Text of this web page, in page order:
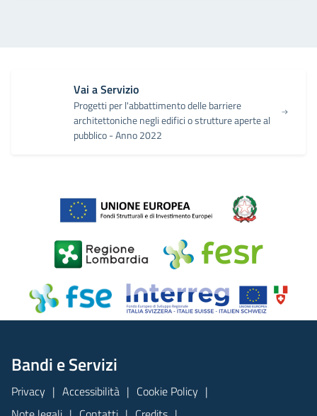
Vai a Servizio
Progetti per l'abbattimento delle barriere
architettoniche negli edifici o strutture aperte al
pubblico - Anno 2022
Bandi e Servizi
Privacy Accessibilità
Cookie Policy